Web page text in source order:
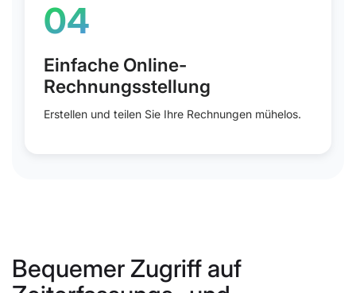
04
Erstellen und teilen Sie Ihre Rechnungen mühelos.